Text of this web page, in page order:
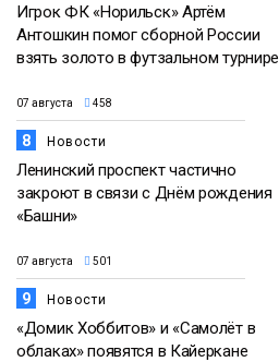
Игрок ФК «Норильск» Артём
Антошкин помог сборной России
взять золото в футзальном турнире
07 августа 458
8 Новости
Ленинский проспект частично
закроют в связи с Днём рождения
«Башни»
07 августа 501
9 Новости
«Домик Хоббитов» и «Самолёт в
облаках» появятся в Кайеркане